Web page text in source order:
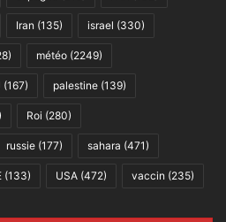
Iran (135) israel (330)
météo (2249)
(167) palestine (139)
Roi (280)
russie (177) sahara (471)
(133) USA (472) vaccin (235)